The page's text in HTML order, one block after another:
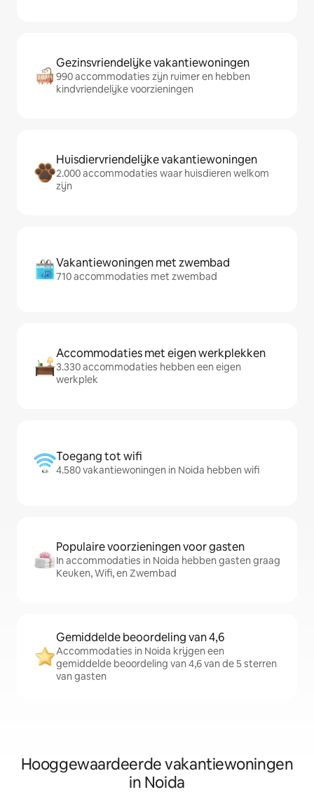
Gezinsvriendelijke vakantiewoningen
990 accommodaties zijn ruimer en hebben
kindvriendelijke voorzieningen
Huisdiervriendelijke vakantiewoningen
2.000 accommodaties waar huisdieren welkom
zijn
Vakantiewoningen met zwembad
710 accommodaties met zwembad
Accommodaties met eigen werkplekken
3.330 accommodaties hebben een eigen
werkplek
Toegang tot wifi
4.580 vakantiewoningen in Noida hebben wifi
Populaire voorzieningen voor gasten
In accommodaties in Noida hebben gasten graag
Keuken, Wifi, en Zwembad
Gemiddelde beoordeling van 4,6
Accommodaties in Noida krijgen een
gemiddelde beoordeling van 4,6 van de 5 sterren
van gasten
Hooggewaardeerde vakantiewoningen
in Noida